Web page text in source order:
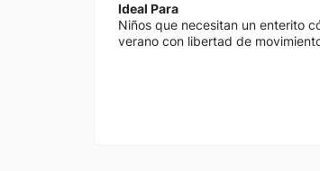
Ideal Para
Niños que necesitan un enterito
verano con libertad de